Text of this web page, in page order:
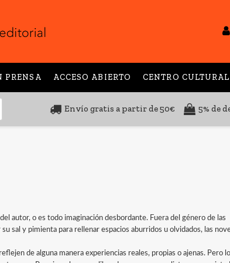
PRENSA ACCESO ABIERTO CENTRO CULTURAL
Envío gratis a partir de 50€ 5% de
autor, o es todo imaginación desbordante. Fuera del género de las
sal y pimienta para rellenar espacios aburridos u olvidados, las
de alguna manera experiencias reales, propias o ajenas. Pero